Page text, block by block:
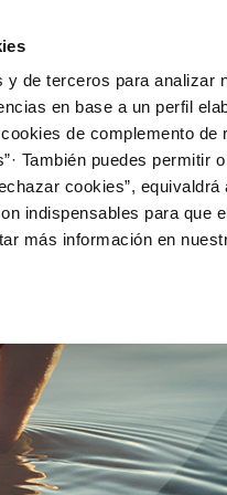
y de terceros para analizar
en base a un perfil
de complemento
También puedes
cookies”,
indispensables para que
más información en
de titular
de subministración
VER
Teu Servizo
AO CLIENTE
contacto
de fuga interior
A Túa
da calidade da auga
COMPROMISOS
ambiente